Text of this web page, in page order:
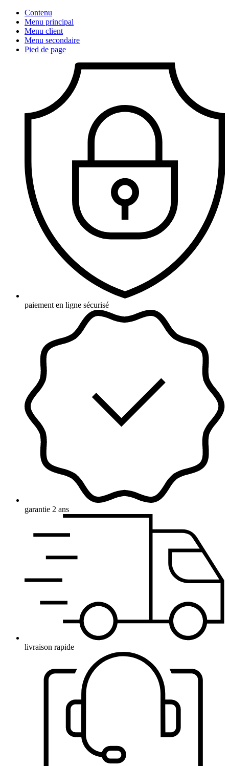
Contenu
Menu principal
Menu client
Menu secondaire
Pied de page
paiement en ligne sécurisé
garantie 2 ans
livraison rapide